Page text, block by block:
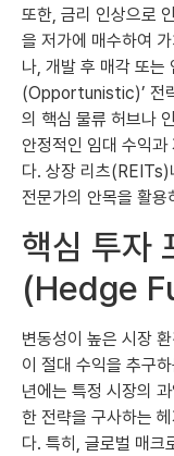
또한, 금리 인상으로
을 저가에 매수하여
나, 개발 후 매각 또는
(Opportunistic)’ 전
의 핵심 물류 허브나
안정적인 임대 수익과
다. 상장 리츠(REITs)
전문가의 안목을 활용
핵심 투자
(Hedge
변동성이 높은 시장
이 절대 수익을 추구
년에는 특정 시장의
한 전략을 구사하는
다. 특히, 글로벌 매